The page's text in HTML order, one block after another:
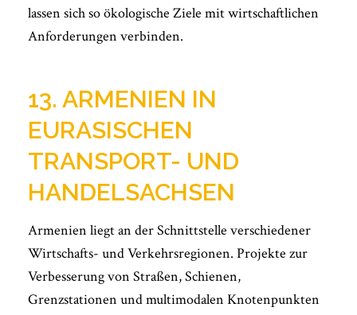
lassen sich so ökologische Ziele mit wirtschaftlichen
Anforderungen verbinden.
13. ARMENIEN IN
EURASISCHEN
TRANSPORT- UND
HANDELSACHSEN
Armenien liegt an der Schnittstelle verschiedener
Wirtschafts- und Verkehrsregionen. Projekte zur
Verbesserung von Straßen, Schienen,
Grenzstationen und multimodalen Knotenpunkten